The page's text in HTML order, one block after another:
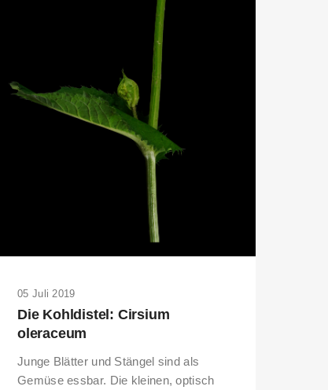
05 Juli 2019
Die Kohldistel: Cirsium
oleraceum
Junge Blätter und Stängel sind als
Gemüse essbar. Die kleinen, optisch